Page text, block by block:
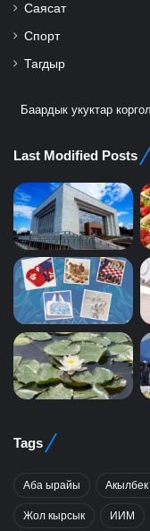
Саясат
Спорт
Тагдыр
Баардык укуктар
Last Modified Posts
Tags
Аба ырайы
Жол кырсык ИИМ